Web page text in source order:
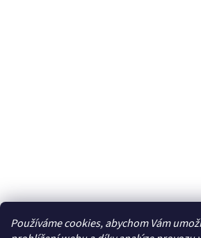
Používáme cookies, abychom Vám
Sledovat na Instagramu